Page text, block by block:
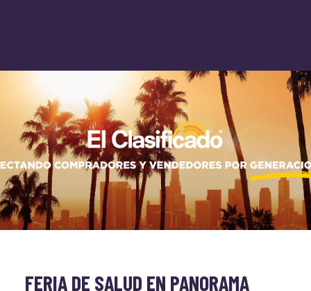
FERIA DE SALUD EN PANORAMA